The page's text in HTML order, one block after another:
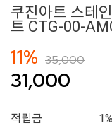
쿠진아트 스테
트 CTG-00-
11% 35,000
31,000
적립금
1%